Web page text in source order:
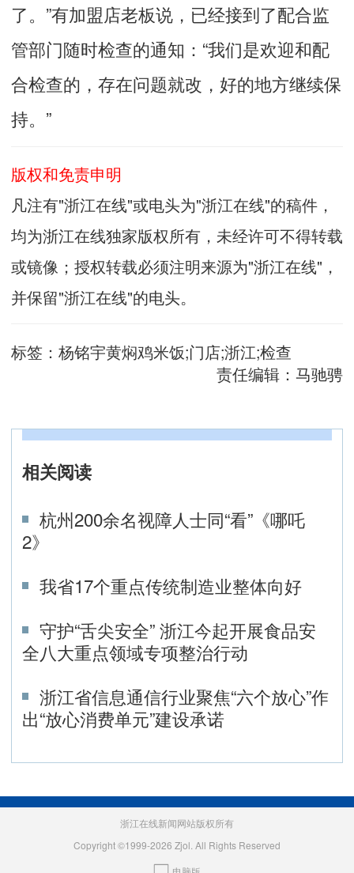
了。”有加盟店老板说，已经接到了配合监
管部门随时检查的通知：“我们是欢迎和配
合检查的，存在问题就改，好的地方继续保
持。”
版权和免责申明
凡注有"浙江在线"或电头为"浙江在线"的稿件，
均为浙江在线独家版权所有，未经许可不得转载
或镜像；授权转载必须注明来源为"浙江在线"，
并保留"浙江在线"的电头。
标签： 杨铭宇黄焖鸡米饭;门店;浙江;检查
责任编辑： 马驰骋
相关阅读
杭州200余名视障人士同“看”《哪吒
2》
我省17个重点传统制造业整体向好
守护“舌尖安全” 浙江今起开展食品安
全八大重点领域专项整治行动
浙江省信息通信行业聚焦“六个放心”作
出“放心消费单元”建设承诺
浙江在线新闻网站版权所有
Copyright ©1999-2026 Zjol. All Rights Reserved